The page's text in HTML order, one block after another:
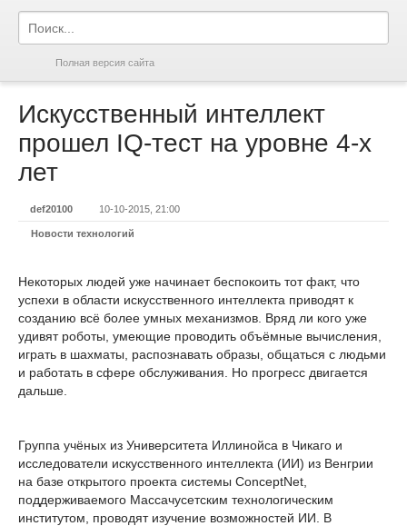
Полная версия сайта
Искусственный интеллект
прошел IQ-тест на уровне 4-х
лет
def20100 10-10-2015, 21:00
Новости технологий
Некоторых людей уже начинает беспокоить тот факт, что
успехи в области искусственного интеллекта приводят к
созданию всё более умных механизмов. Вряд ли кого уже
удивят роботы, умеющие проводить объёмные вычисления,
играть в шахматы, распознавать образы, общаться с людьми
и работать в сфере обслуживания. Но прогресс двигается
дальше.
Группа учёных из Университета Иллинойса в Чикаго и
исследователи искусственного интеллекта (ИИ) из Венгрии
на базе открытого проекта системы ConceptNet,
поддерживаемого Массачусетским технологическим
институтом, проводят изучение возможностей ИИ. В